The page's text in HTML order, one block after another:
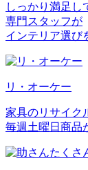
しっかり満足し
専門スタッフが
インテリア選び
リ・オーケー
家具のリサイク
毎週土曜日商品